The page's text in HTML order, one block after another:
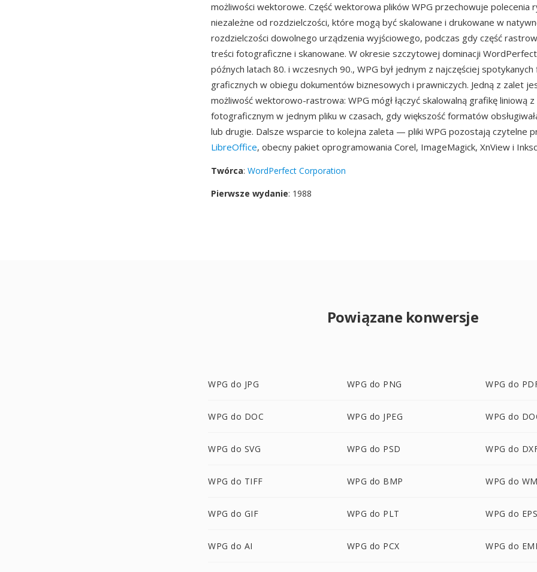
możliwości wektorowe. Część wektorowa plików WPG przechowuje polecenia
niezależne od rozdzielczości, które mogą być skalowane i drukowane w
rozdzielczości dowolnego urządzenia wyjściowego, podczas gdy część
treści fotograficzne i skanowane. W okresie szczytowej dominacji
późnych latach 80. i wczesnych 90., WPG był jednym z najczęściej
graficznych w obiegu dokumentów biznesowych i prawniczych. Jedną z zalet
możliwość wektorowo-rastrowa: WPG mógł łączyć skalowalną grafikę liniową z
fotograficznym w jednym pliku w czasach, gdy większość formatów
lub drugie. Dalsze wsparcie to kolejna zaleta — pliki WPG pozostają czytelne
LibreOffice, obecny pakiet oprogramowania Corel, ImageMagick, XnView i
Twórca: WordPerfect Corporation
Pierwsze wydanie: 1988
Powiązane konwersje
WPG do JPG WPG do PNG WPG do
WPG do DOC WPG do JPEG WPG do
WPG do SVG WPG do PSD WPG do
WPG do TIFF WPG do BMP WPG do
WPG do GIF WPG do PLT WPG do EPS
WPG do AI WPG do PCX WPG do